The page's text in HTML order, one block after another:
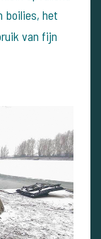
boilies, het
van fijn